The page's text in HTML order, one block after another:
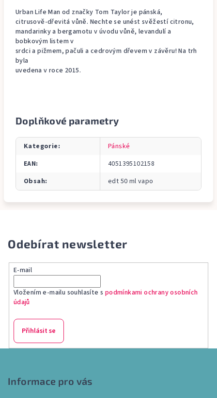
Urban Life Man od značky Tom Taylor je pánská,
citrusově-dřevitá vůně. Nechte se unést svěžestí citronu,
mandarinky a bergamotu v úvodu vůně, levandulí a
bobkovým listem v
srdci a pižmem, pačuli a cedrovým dřevem v závěru! Na trh
byla
uvedena v roce 2015.
Doplňkové parametry
Kategorie:
Pánské
EAN:
4051395102158
Obsah: edt 50 ml vapo
Odebírat newsletter
E-mail
Vložením e-mailu souhlasíte s podmínkami ochrany osobních
údajů
Přihlásit se
Informace pro vás